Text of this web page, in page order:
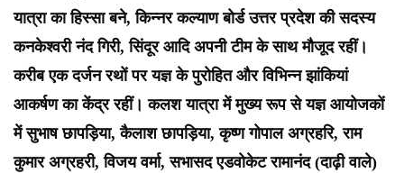
यात्रा का हिस्सा बने, किन्नर कल्याण बोर्ड उत्तर प्रदेश की सदस्य
कनकेश्वरी नंद गिरी, सिंदूर आदि अपनी टीम के साथ मौजूद रहीं।
करीब एक दर्जन रथों पर यज्ञ के पुरोहित और विभिन्न झांकियां
आकर्षण का केंद्र रहीं। कलश यात्रा में मुख्य रूप से यज्ञ आयोजकों
में सुभाष छापड़िया, कैलाश छापड़िया, कृष्ण गोपाल अग्रहरि, राम
कुमार अग्रहरी, विजय वर्मा, सभासद एडवोकेट रामानंद (दाढ़ी वाले)